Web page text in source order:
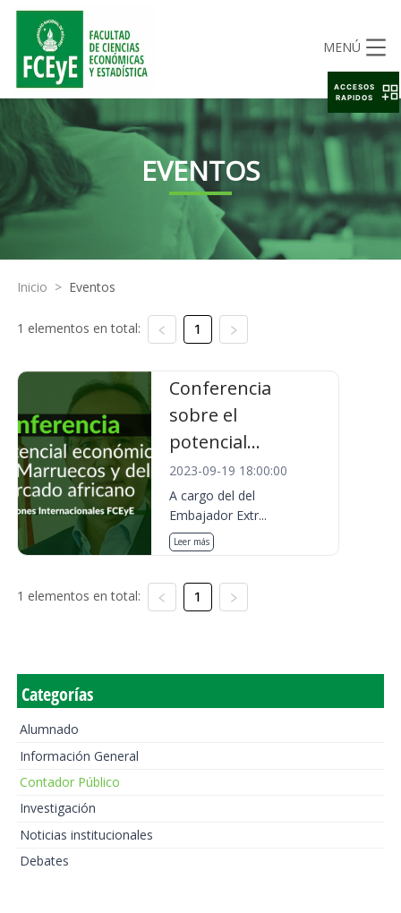
MENÚ
EVENTOS
Inicio > Eventos
1 elementos en total: 1
Conferencia
sobre el
potencial...
2023-09-19 18:00:00
A cargo del del
Embajador Extr...
Leer más
1 elementos en total: 1
Categorías
Alumnado
Información General
Contador Público
Investigación
Noticias institucionales
Debates
ACCESOS
RAPIDOS